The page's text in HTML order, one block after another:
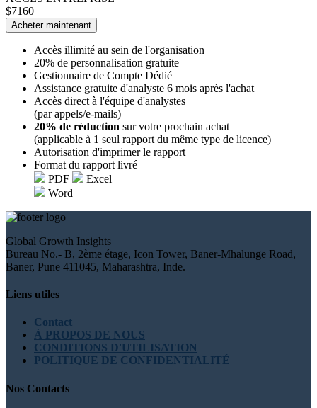
$7160
Acheter maintenant
Accès illimité au sein de l'organisation
20% de personnalisation gratuite
Gestionnaire de Compte Dédié
Assistance gratuite d'analyste 6 mois après l'achat
Accès direct à l'équipe d'analystes
(par appels/e-mails)
20% de réduction sur votre prochain achat
(applicable à 1 seul rapport du même type de licence)
Autorisation d'imprimer le rapport
Format du rapport livré
PDF
Excel
Word
Global Growth Insights
Bureau No.- B, 2ème étage, Icon Tower, Baner-Mhalunge Road,
Baner, Pune 411045, Maharashtra, Inde.
Liens utiles
Contact
À PROPOS DE NOUS
CONDITIONS D'UTILISATION
POLITIQUE DE CONFIDENTIALITÉ
Nos Contacts